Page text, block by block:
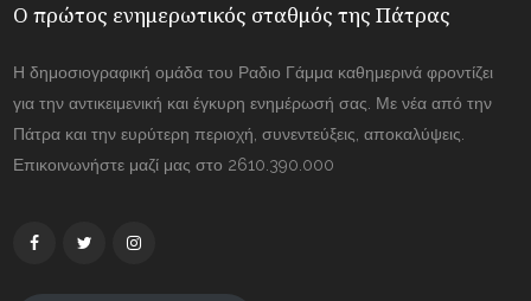
Ο πρώτος ενημερωτικός σταθμός της Πάτρας
Η δημοσιογραφική ομάδα του Ραδιο Γάμμα καθημερινά φροντίζει
για την αντικειμενική και έγκυρη ενημέρωσή σας. Με νέα από την
Πάτρα και την ευρύτερη περιοχή, συνεντεύξεις, αποκαλύψεις.
Επικοινωνήστε μαζί μας στο 2610.390.000